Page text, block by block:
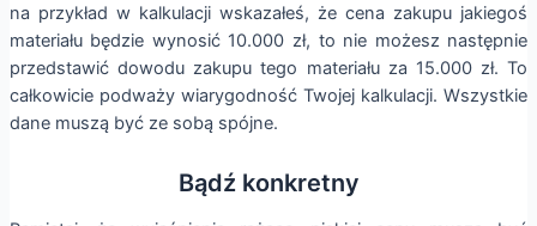
na przykład w kalkulacji wskazałeś, że cena zakupu jakiegoś
materiału będzie wynosić 10.000 zł, to nie możesz następnie
przedstawić dowodu zakupu tego materiału za 15.000 zł. To
całkowicie podważy wiarygodność Twojej kalkulacji. Wszystkie
dane muszą być ze sobą spójne.
Bądź konkretny